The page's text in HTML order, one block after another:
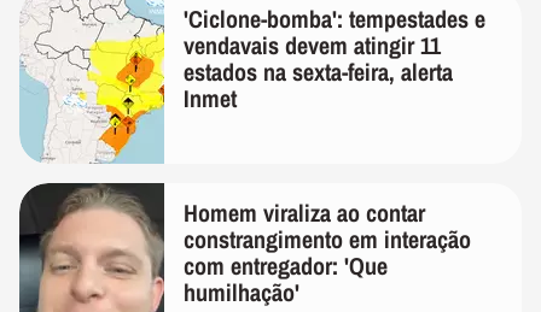
'Ciclone-bomba': tempestades e
vendavais devem atingir 11
estados na sexta-feira, alerta
Inmet
Homem viraliza ao contar
constrangimento em interação
com entregador: 'Que
humilhação'